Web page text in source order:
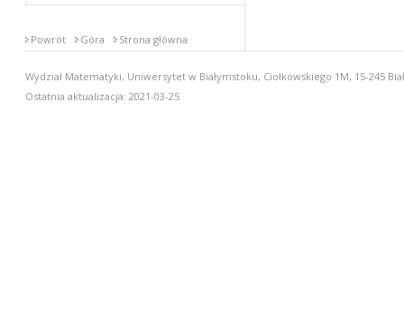
Powrót Góra Strona główna
Wydział Matematyki, Uniwersytet w Białymstoku, Ciołkowskiego 1M, 15-245
Ostatnia aktualizacja: 2021-03-25